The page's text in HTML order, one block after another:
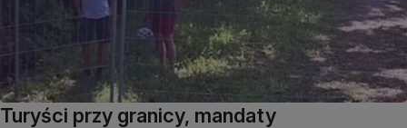
Turyści przy granicy, mandaty